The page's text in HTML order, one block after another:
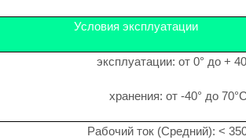
Условия эксплуатации
эксплуатации: от 0° до +
хранения: от -40° до 70°C
Рабочий ток (Средний): <